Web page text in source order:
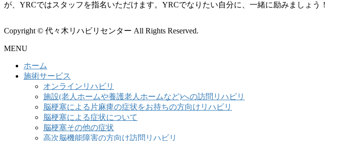
が、YRCではスタッフを指名いただけます。YRCでなりたい自分に、一緒に励みましょう！
Copyright © 代々木リハビリセンター All Rights Reserved.
MENU
ホーム
施術サービス
オンラインリハビリ
施設(老人ホームや養護老人ホームなど)への訪問リハビリ
脳梗塞による片麻痺の症状をお持ちの方向けリハビリ
脳梗塞による症状について
脳梗塞その他の症状
高次脳機能障害の方向け訪問リハビリ